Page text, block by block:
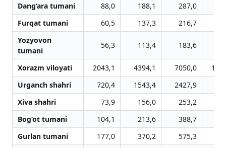
Dang‘ara tumani 88,0 188,1 287,0
Furqat tumani
60,5 137,3 216,7
Yozyovon
tumani
56,3 113,4 183,6
Xorazm viloyati 2043,1 4394,1 7050,0
Urganch shahri
720,4 1543,4 2427,9
Xiva shahri
73,9 156,0 253,2
Bog‘ot tumani
104,1 213,6 388,7
Gurlan tumani
177,0 370,2 575,3